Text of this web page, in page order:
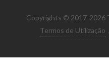
Copyrights © 2017-2026
Termos de Utilização